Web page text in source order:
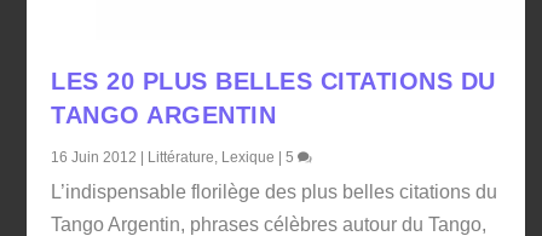
LES 20 PLUS BELLES CITATIONS DU
TANGO ARGENTIN
16 Juin 2012 Littérature, Lexique |5
L’indispensable florilège des plus belles citations du
Tango Argentin, phrases célèbres autour du Tango,